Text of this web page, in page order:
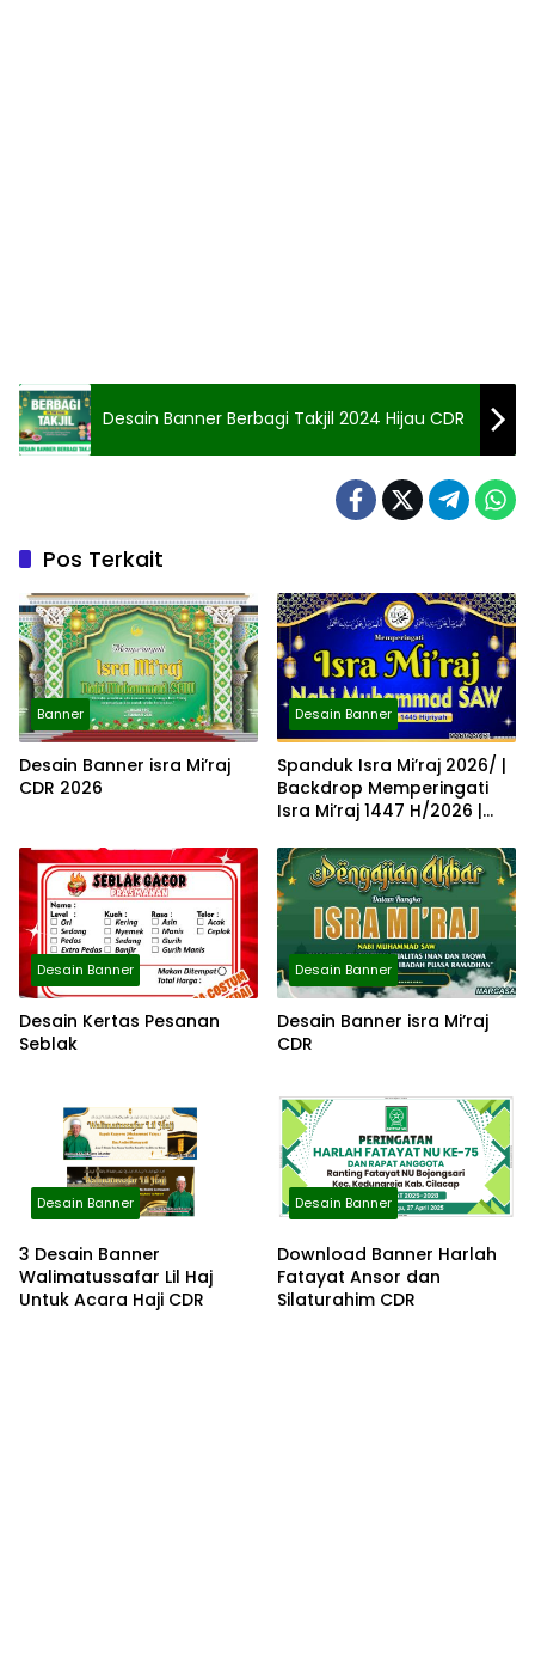
Desain Banner Berbagi Takjil 2024 Hijau CDR
Pos Terkait
Banner
Desain Banner isra Mi’raj
CDR 2026
Desain Banner
Spanduk Isra Mi’raj 2026/ |
Backdrop Memperingati
Isra Mi’raj 1447 H/2026 |
Isra Mi’raj
Desain Banner
Desain Kertas Pesanan
Seblak
Desain Banner
Desain Banner isra Mi’raj
CDR
Desain Banner
3 Desain Banner
Walimatussafar Lil Haj
Untuk Acara Haji CDR
Desain Banner
Download Banner Harlah
Fatayat Ansor dan
Silaturahim CDR